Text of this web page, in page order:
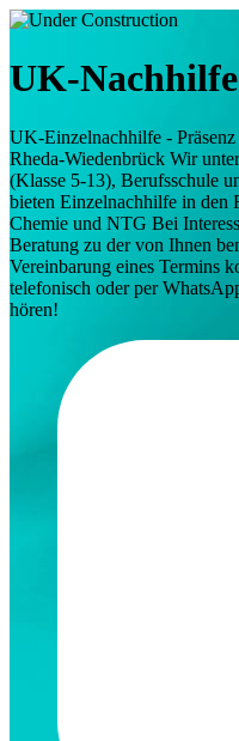
UK-Nachhilfe
UK-Einzelnachhilfe -
Rheda-Wiedenbrück Wir
(Klasse 5-13), Berufsschule
bieten Einzelnachhilfe in den
Chemie und NTG Bei
Beratung zu der von Ihnen
Vereinbarung eines Termins
telefonisch oder per
hören!